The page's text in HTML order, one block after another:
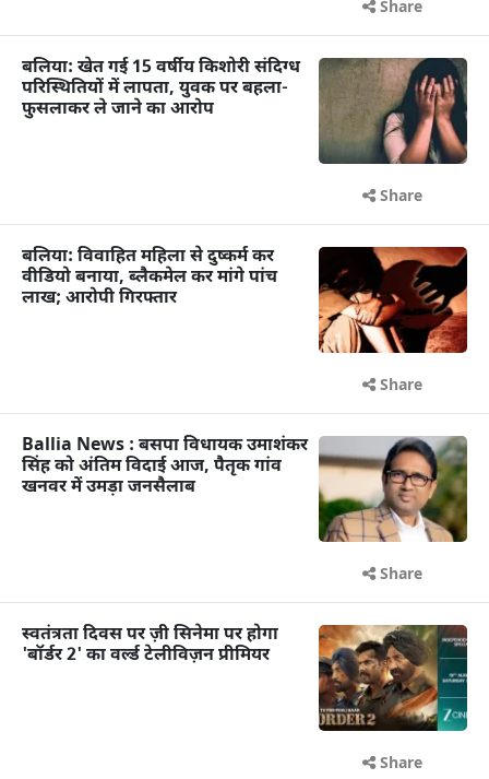
Share
बलिया: खेत गई 15 वर्षीय किशोरी संदिग्ध
परिस्थितियों में लापता, युवक पर बहला-
फुसलाकर ले जाने का आरोप
Share
बलिया: विवाहित महिला से दुष्कर्म कर
वीडियो बनाया, ब्लैकमेल कर मांगे पांच
लाख; आरोपी गिरफ्तार
Share
Ballia News : बसपा विधायक उमाशंकर
सिंह को अंतिम विदाई आज, पैतृक गांव
खनवर में उमड़ा जनसैलाब
Share
स्वतंत्रता दिवस पर ज़ी सिनेमा पर होगा
'बॉर्डर 2' का वर्ल्ड टेलीविज़न प्रीमियर
Share